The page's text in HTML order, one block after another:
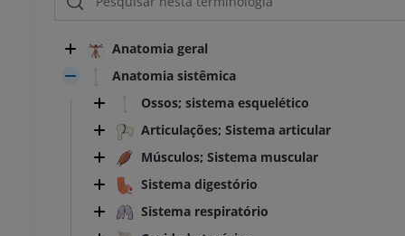
Anatomia geral
Anatomia sistêmica
Ossos; sistema esquelético
Articulações; Sistema articular
Músculos; Sistema muscular
Sistema digestório
Sistema respiratório